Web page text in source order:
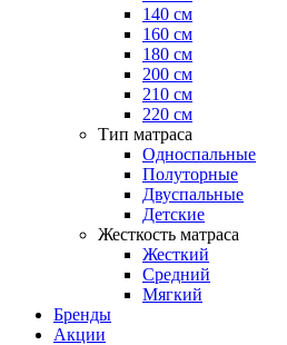
140 см
160 см
180 см
200 см
210 см
220 см
Тип матраса
Односпальные
Полуторные
Двуспальные
Детские
Жесткость матраса
Жесткий
Средний
Мягкий
Бренды
Акции